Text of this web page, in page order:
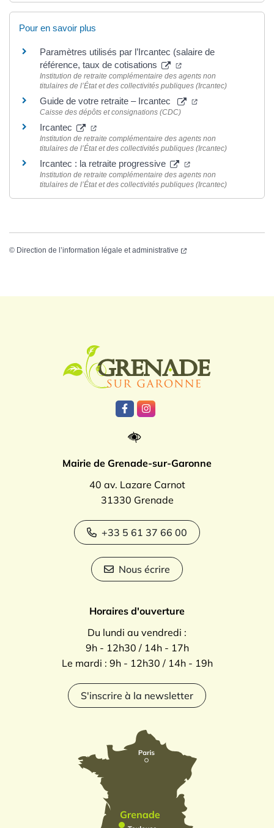
Pour en savoir plus
Paramètres utilisés par l’Ircantec (salaire de
référence, taux de cotisations
Institution de retraite complémentaire des agents non
titulaires de l’État et des collectivités publiques (Ircantec)
Guide de votre retraite – Ircantec
Caisse des dépôts et consignations (CDC)
Ircantec
Institution de retraite complémentaire des agents non
titulaires de l’État et des collectivités publiques (Ircantec)
Ircantec : la retraite progressive
Institution de retraite complémentaire des agents non
titulaires de l’État et des collectivités publiques (Ircantec)
© Direction de l’information légale et administrative
Lien vers le compte Facebook
Lien vers le compte
Mairie de Grenade-sur-Garonne
40 av. Lazare Carnot
31330 Grenade
+33 5 61 37 66 00
Nous écrire
Horaires d'ouverture
Du lundi au vendredi :
9h - 12h30 / 14h - 17h
Le mardi : 9h - 12h30 / 14h - 19h
S'inscrire à la newsletter